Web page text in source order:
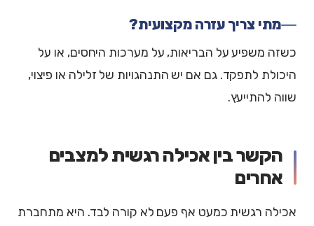
מתי צריך עזרה מקצועית?
כשזה משפיע על הבריאות, על מערכות היחסים, או על
היכולת לתפקד. גם אם יש התנהגויות של זלילה או פיצוי,
שווה להתייעץ.
הקשר בין אכילה רגשית למצבים
אחרים
אכילה רגשית כמעט אף פעם לא קורה לבד. היא מתחברת